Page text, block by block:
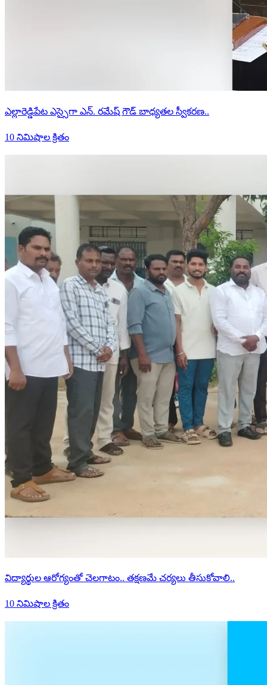
ఎల్లారెడ్డిపేట ఎస్సైగా ఎన్. రమేష్ గౌడ్ బాధ్యతల స్వీకరణ..
10 నిమిషాల క్రితం
విద్యార్థుల ఆరోగ్యంతో చెలగాటం.. తక్షణమే చర్యలు తీసుకోవాలి..
10 నిమిషాల క్రితం